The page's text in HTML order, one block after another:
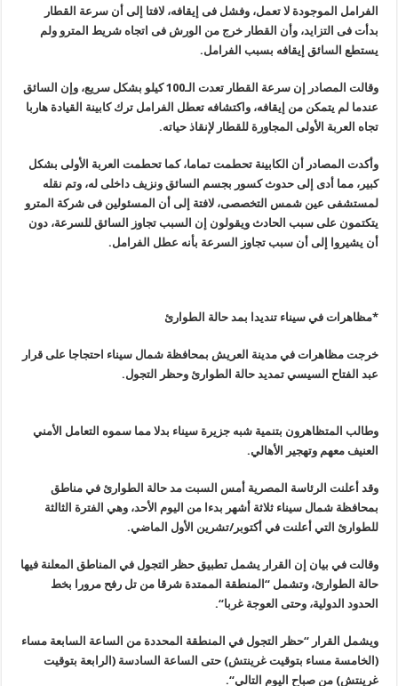
الفرامل الموجودة لا تعمل، وفشل فى إيقافه، لافتا إلى أن سرعة القطار
بدأت فى التزايد، وأن القطار خرج من الورش فى اتجاه شريط المترو ولم
يستطع السائق إيقافه بسبب الفرامل.
وقالت المصادر إن سرعة القطار تعدت الـ100 كيلو بشكل سريع، وإن السائق
عندما لم يتمكن من إيقافه، واكتشافه تعطل الفرامل ترك كابينة القيادة هاربا
تجاه العربة الأولى المجاورة للقطار لإنقاذ حياته.
وأكدت المصادر أن الكابينة تحطمت تماما، كما تحطمت العربة الأولى بشكل
كبير، مما أدى إلى حدوث كسور بجسم السائق ونزيف داخلى له، وتم نقله
لمستشفى عين شمس التخصصى، لافتة إلى أن المسئولين فى شركة المترو
يتكتمون على سبب الحادث ويقولون إن السبب تجاوز السائق للسرعة، دون
أن يشيروا إلى أن سبب تجاوز السرعة بأنه عطل الفرامل.
*مظاهرات في سيناء تنديدا بمد حالة الطوارئ
خرجت مظاهرات في مدينة العريش بمحافظة شمال سيناء احتجاجا على قرار
عبد الفتاح السيسي تمديد حالة الطوارئ وحظر التجول.
وطالب المتظاهرون بتنمية شبه جزيرة سيناء بدلا مما سموه التعامل الأمني
العنيف معهم وتهجير الأهالي.
وقد أعلنت الرئاسة المصرية أمس السبت مد حالة الطوارئ في مناطق
بمحافظة شمال سيناء ثلاثة أشهر بدءا من اليوم الأحد، وهي الفترة الثالثة
للطوارئ التي أعلنت في أكتوبر/تشرين الأول الماضي.
وقالت في بيان إن القرار يشمل تطبيق حظر التجول في المناطق المعلنة فيها
حالة الطوارئ، وتشمل “المنطقة الممتدة شرقا من تل رفح مرورا بخط
الحدود الدولية، وحتى العوجة غربا“.
ويشمل القرار “حظر التجول في المنطقة المحددة من الساعة السابعة مساء
( الخامسة مساء بتوقيت غرينتش) حتى الساعة السادسة (الرابعة بتوقيت
غرينتش)من صباح اليوم التالي“.